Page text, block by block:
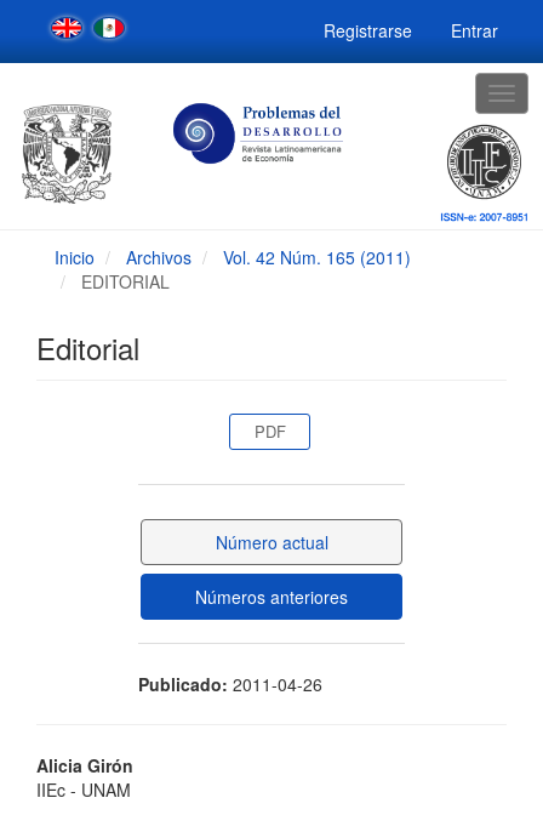
Navegación
principal
Contenido
Barra
lateral
Registrarse Entrar
Inicio Archivos
Vol. 42 Núm. 165 (2011)
EDITORIAL
Editorial
artículo
PDF
Número actual
Números anteriores
Publicado: 2011-04-26
Contenido
Alicia Girón
IIEc - UNAM